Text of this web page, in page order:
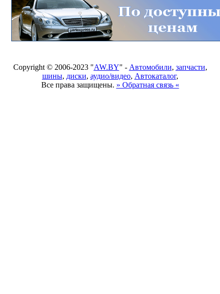
Copyright © 2006-2023 "AW.BY" - Автомобили, запчасти,
шины, диски, аудио/видео, Автокаталог,
Все права защищены. » Обратная связь «